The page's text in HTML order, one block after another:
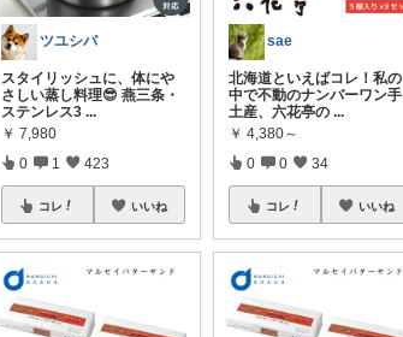
ツユシバ
スタイリッシュに、体にや
さしい蒸し料理😎 燕三条・
ステンレス3 ...
￥ 7,980
0 1 423
コレ いいね
sae
北海道といえばコレ！私の
中で不動のナンバーワン手
土産、六花亭の ...
￥ 4,380～
0 0 34
コレ いいね